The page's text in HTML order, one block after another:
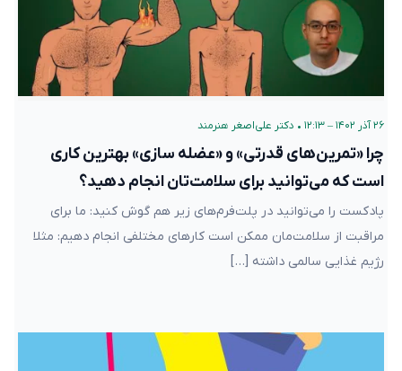
۲۶ آذر ۱۴۰۲ – ۱۲:۱۳ • دکتر علی‌اصغر هنرمند
چرا «تمرین‌های قدرتی» و «عضله سازی» بهترین کاری
است که می‌توانید برای سلامت‌تان انجام دهید؟
پادکست را می‌توانید در پلت‌فرم‌های زیر هم گوش کنید: ما برای
مراقبت از سلامت‌مان ممکن است کارهای مختلفی انجام دهیم: مثلا
رژیم غذایی سالمی داشته […]